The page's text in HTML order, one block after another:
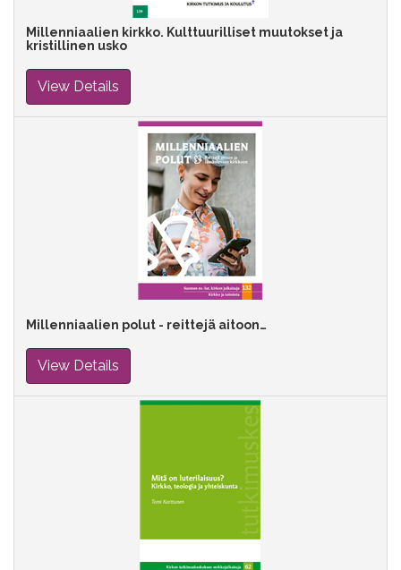
Millenniaalien kirkko. Kulttuurilliset muutokset ja
kristillinen usko
View Details
Millenniaalien polut - reittejä aitoon…
View Details